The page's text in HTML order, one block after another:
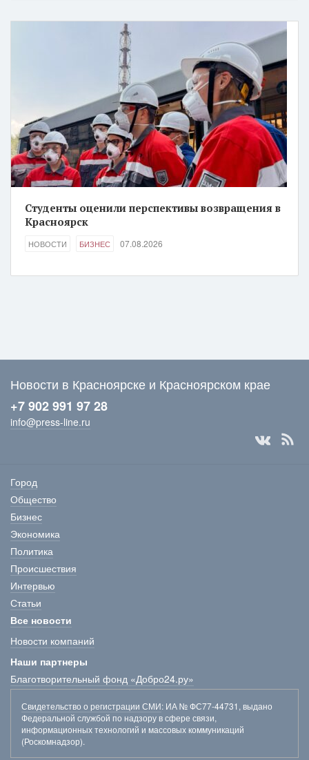
Студенты оценили перспективы возвращения в
Красноярск
НОВОСТИ БИЗНЕС 07.08.2026
Новости в Красноярске и Красноярском крае
+7 902 991 97 28
info@press-line.ru
Город
Общество
Бизнес
Экономика
Политика
Происшествия
Интервью
Статьи
Все новости
Новости компаний
Наши партнеры
Благотворительный фонд «Добро24.ру»
Свидетельство о регистрации СМИ: ИА № ФС77-44731, выдано
Федеральной службой по надзору в сфере связи,
информационных технологий и массовых коммуникаций
(Роскомнадзор).